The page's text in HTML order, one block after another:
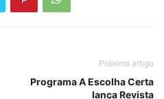
Próximo artigo
Programa A Escolha Certa
lança Revista